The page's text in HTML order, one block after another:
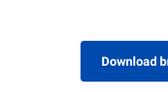
Download